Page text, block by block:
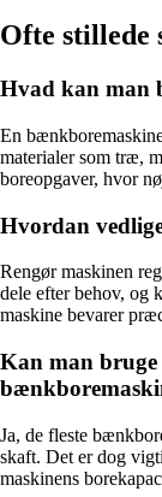
Ofte stillede
Hvad kan man
En
materialer som træ,
boreopgaver, hvor
Hvordan
Rengør maskinen
dele efter behov, og
maskine bevarer
Kan man
Ja, de fleste
skaft. Det er dog
maskinens